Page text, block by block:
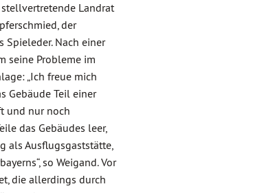
Landrat
der
Spieleder. Nach einer
seine Probleme im
„Ich freue mich
Gebäude Teil einer
und nur noch
das Gebäudes leer,
als Ausflugsgaststätte,
so Weigand. Vor
die allerdings durch